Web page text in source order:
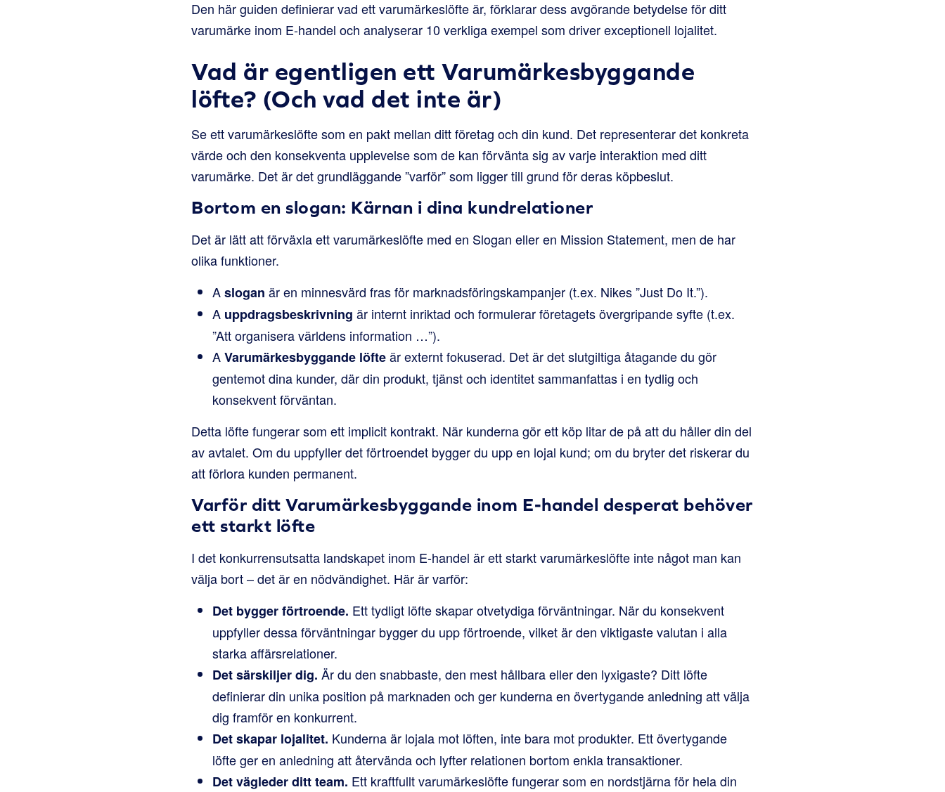
Den här guiden definierar vad ett varumärkeslöfte är, förklarar dess avgörande betydelse för ditt
varumärke inom E-handel och analyserar 10 verkliga exempel som driver exceptionell lojalitet.
Vad är egentligen ett Varumärkesbyggande
löfte? (Och vad det inte är)
Se ett varumärkeslöfte som en pakt mellan ditt företag och din kund. Det representerar det konkreta
värde och den konsekventa upplevelse som de kan förvänta sig av varje interaktion med ditt
varumärke. Det är det grundläggande ”varför” som ligger till grund för deras köpbeslut.
Bortom en slogan: Kärnan i dina kundrelationer
Det är lätt att förväxla ett varumärkeslöfte med en Slogan eller en Mission Statement, men de har
olika funktioner.
Aslogan är en minnesvärd fras för marknadsföringskampanjer (t.ex. Nikes ”Just Do It.”).
A uppdragsbeskrivning är internt inriktad och formulerar företagets övergripande syfte (t.ex.
”Att organisera världens information …”).
AVarumärkesbyggande löfteär externt fokuserad. Det är det slutgiltiga åtagande du gör
gentemot dina kunder, där din produkt, tjänst och identitet sammanfattas i en tydlig och
konsekvent förväntan.
Detta löfte fungerar som ett implicit kontrakt. När kunderna gör ett köp litar de på att du håller din del
av avtalet. Om du uppfyller det förtroendet bygger du upp en lojal kund; om du bryter det riskerar du
att förlora kunden permanent.
Varför ditt Varumärkesbyggande inom E-handel desperat behöver
ett starkt löfte
I det konkurrensutsatta landskapet inom E-handel är ett starkt varumärkeslöfte inte något man kan
välja bort – det är en nödvändighet. Här är varför:
Det bygger förtroende. Ett tydligt löfte skapar otvetydiga förväntningar. När du konsekvent
uppfyller dessa förväntningar bygger du upp förtroende, vilket är den viktigaste valutan i alla
starka affärsrelationer.
Det särskiljer dig. Är du den snabbaste, den mest hållbara eller den lyxigaste? Ditt löfte
definierar din unika position på marknaden och ger kunderna en övertygande anledning att välja
dig framför en konkurrent.
Det skapar lojalitet. Kunderna är lojala mot löften, inte bara mot produkter. Ett övertygande
löfte ger en anledning att återvända och lyfter relationen bortom enkla transaktioner.
Det vägleder ditt team. Ett kraftfullt varumärkeslöfte fungerar som en nordstjärna för hela din